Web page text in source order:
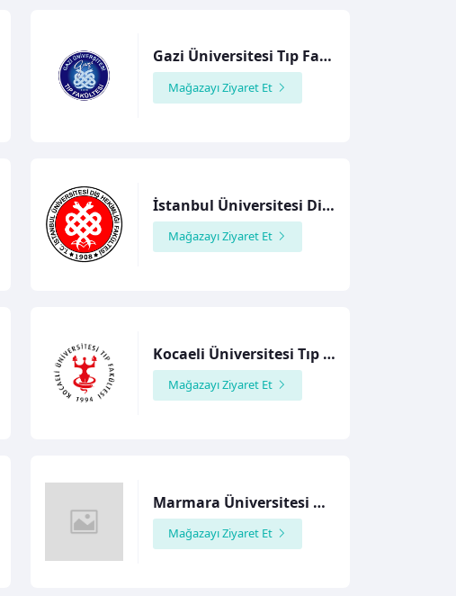
Gazi Üniversitesi Tıp Fakültesi
Mağazayı Ziyaret Et
İstanbul Üniversitesi Diş Hekimliği Fakültesi
Mağazayı Ziyaret Et
Kocaeli Üniversitesi Tıp Fakültesi
Mağazayı Ziyaret Et
Marmara Üniversitesi Hukuk Fakültesi
Mağazayı Ziyaret Et